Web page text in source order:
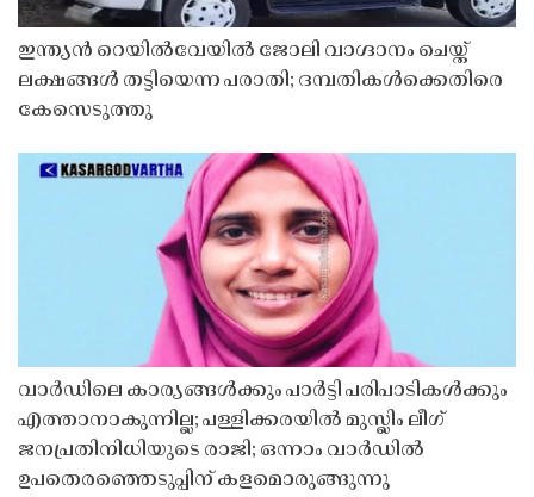
ഇന്ത്യൻ റെയിൽവേയിൽ ജോലി വാഗ്ദാനം ചെയ്ത്
ലക്ഷങ്ങൾ തട്ടിയെന്ന പരാതി; ദമ്പതികൾക്കെതിരെ
കേസെടുത്തു
വാർഡിലെ കാര്യങ്ങൾക്കും പാർട്ടി പരിപാടികൾക്കും
എത്താനാകുന്നില്ല; പള്ളിക്കരയിൽ മുസ്ലിം ലീഗ്
ജനപ്രതിനിധിയുടെ രാജി; ഒന്നാം വാർഡിൽ
ഉപതെരഞ്ഞെടുപ്പിന് കളമൊരുങ്ങുന്നു